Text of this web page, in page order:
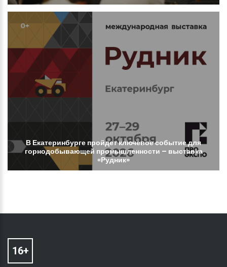
В Екатеринбурге пройдетключевоесобытиедля
горнодобывающей промышленности – выставка
«Рудник»